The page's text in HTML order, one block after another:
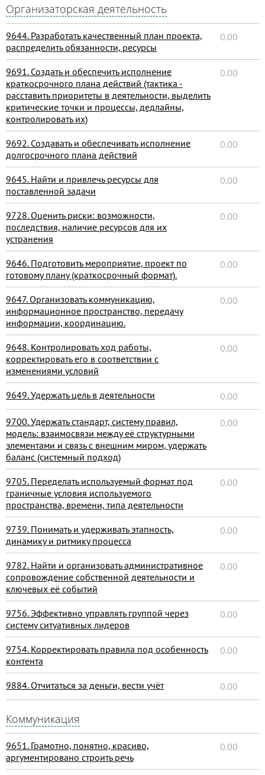
Организаторская деятельность
9644. Разработать качественный план проекта,
распределить обязанности, ресурсы
0.00
9691. Создать и обеспечить исполнение
краткосрочного плана действий (тактика -
расставить приоритеты в деятельности, выделить
критические точки и процессы, дедлайны,
контролировать их)
0.00
9692. Создавать и обеспечивать исполнение
долгосрочного плана действий
0.00
9645. Найти и привлечь ресурсы для
поставленной задачи
0.00
9728. Оценить риски: возможности,
последствия, наличие ресурсов для их
устранения
0.00
9646. Подготовить мероприятие, проект по
готовому плану (краткосрочный формат).
0.00
9647. Организовать коммуникацию,
информационное пространство, передачу
информации, координацию.
0.00
9648. Контролировать ход работы,
корректировать его в соответствии с
изменениями условий
0.00
9649. Удержать цель в деятельности 0.00
9700. Удержать стандарт, систему правил,
модель: взаимосвязи между её структурными
элементами и связь с внешним миром, удержать
баланс (системный подход)
0.00
9705. Переделать используемый формат под
граничные условия используемого
пространства, времени, типа деятельности
0.00
9739. Понимать и удерживать этапность,
динамику и ритмику процесса
0.00
9782. Найти и организовать административное
сопровождение собственной деятельности и
ключевых её событий
0.00
9756. Эффективно управлять группой через
систему ситуативных лидеров
0.00
9754. Корректировать правила под особенность
контента
0.00
9884. Отчитаться за деньги, вести учёт 0.00
Коммуникация
9651. Грамотно, понятно, красиво,
аргументировано строить речь
0.00